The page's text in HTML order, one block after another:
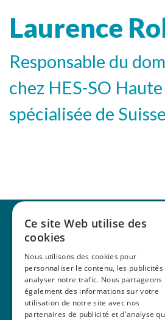
Laurence
Responsable du
chez HES-SO
spécialisée de
Ce site Web utilise des
cookies
Nous utilisons des cookies pour
personnaliser le contenu, les publicités
analyser notre trafic. Nous partageons
également des informations sur votre
utilisation de notre site avec nos
partenaires de publicité et d'analyse